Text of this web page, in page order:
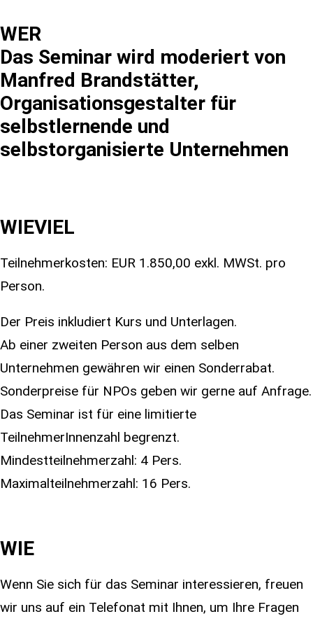
WER
Das Seminar wird moderiert von
Manfred Brandstätter,
Organisationsgestalter für
selbstlernende und
selbstorganisierte Unternehmen
WIEVIEL
Teilnehmerkosten: EUR 1.850,00 exkl. MWSt. pro
Person.
Der Preis inkludiert Kurs und Unterlagen.
Ab einer zweiten Person aus dem selben
Unternehmen gewähren wir einen Sonderrabat.
Sonderpreise für NPOs geben wir gerne auf Anfrage.
Das Seminar ist für eine limitierte
TeilnehmerInnenzahl begrenzt.
Mindestteilnehmerzahl: 4 Pers.
Maximalteilnehmerzahl: 16 Pers.
WIE
Wenn Sie sich für das Seminar interessieren, freuen
wir uns auf ein Telefonat mit Ihnen, um Ihre Fragen